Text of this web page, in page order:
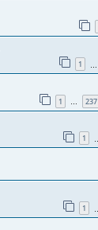
1
1 … 237
1
1